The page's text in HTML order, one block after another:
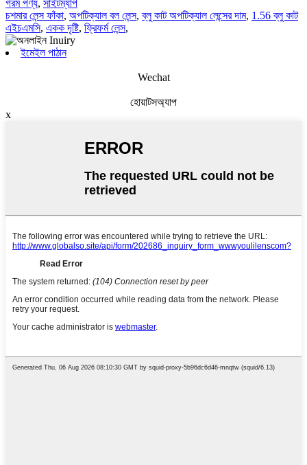
গরম পণ্য, সাইটম্যাপ
চশমার লেন্স ফাঁকা, অপটিক্যাল বল লেন্স,ব্লু কাট অপটিক্যাল লেন্সের দাম, 1.56 ব্লু কাট
এইচএমসি, একক দৃষ্টি, ফ্রিফর্ম লেন্স,
ইমেইল পাঠান
Wechat
হোয়াটসঅ্যাপ
x